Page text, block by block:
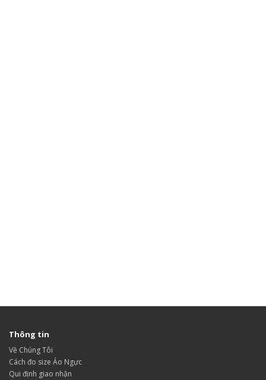
Thông tin
Về Chúng Tôi
Cách đo size Áo Ngực
Qui định giao nhận